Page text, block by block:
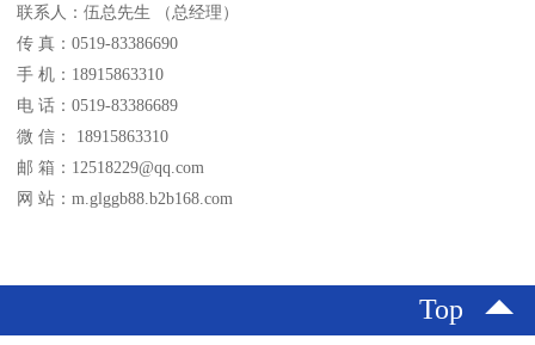
联系人：伍总先生 （总经理）
传 真：0519-83386690
手 机：18915863310
电 话：0519-83386689
微 信： 18915863310
邮 箱：12518229@qq.com
网 站：m.glggb88.b2b168.com
Top